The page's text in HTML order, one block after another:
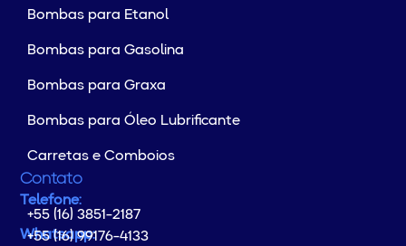
Bombas para Etanol
Bombas para Gasolina
Bombas para Graxa
Bombas para Óleo Lubrificante
Carretas e Comboios
Contato
Telefone:
+55 (16) 3851-2187
Whatsapp:
+55 (16) 99176-4133